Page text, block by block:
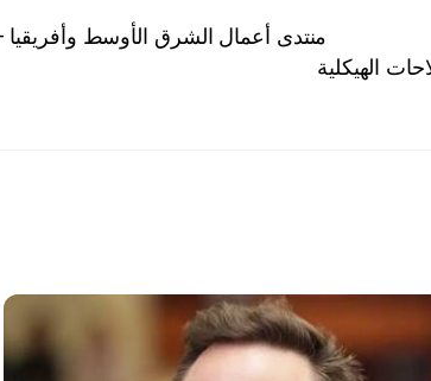
«منتدى أعمال الشرق الأوسط
الهيكلية